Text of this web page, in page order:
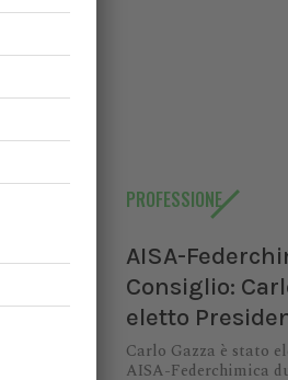
PROFESSIONE
AISA-
Consiglio:
eletto
Carlo Gazza è stato
AISA-Federchimica